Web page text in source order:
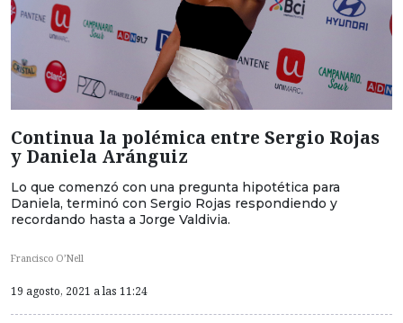
Continua la polémica entre Sergio Rojas
y Daniela Aránguiz
Lo que comenzó con una pregunta hipotética para
Daniela, terminó con Sergio Rojas respondiendo y
recordando hasta a Jorge Valdivia.
Francisco O’Nell
19 agosto, 2021 a las 11:24